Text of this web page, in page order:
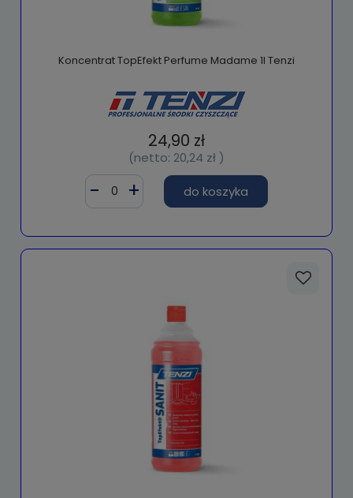
Koncentrat TopEfekt Perfume Madame 1l Tenzi
24,90 zł
(netto: 20,24 zł )
do koszyka